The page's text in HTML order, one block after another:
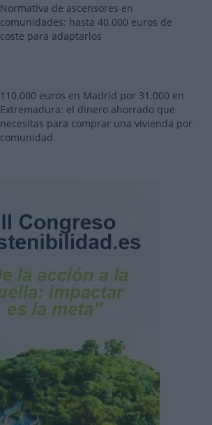
Normativa de ascensores en
comunidades: hasta 40.000 euros de
coste para adaptarlos
110.000 euros en Madrid por 31.000 en
Extremadura: el dinero ahorrado que
necesitas para comprar una vivienda por
comunidad